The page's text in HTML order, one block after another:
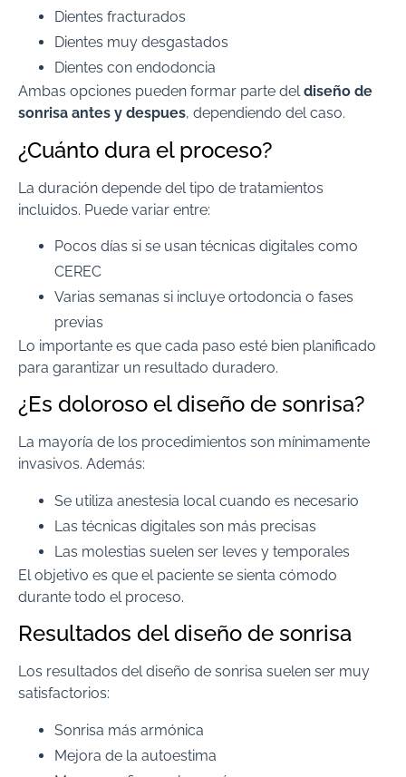
Dientes fracturados
Dientes muy desgastados
Dientes con endodoncia
Ambas opciones pueden formar parte deldiseño de
sonrisa antes y despues, dependiendo del caso.
¿Cuánto dura el proceso?
La duración depende del tipo de tratamientos
incluidos. Puede variar entre:
Pocos días si se usan técnicas digitales como
CEREC
Varias semanas si incluye ortodoncia o fases
previas
Lo importante es que cada paso esté bien planificado
para garantizar un resultado duradero.
¿Es doloroso el diseño de sonrisa?
La mayoría de los procedimientos son mínimamente
invasivos. Además:
Se utiliza anestesia local cuando es necesario
Las técnicas digitales son más precisas
Las molestias suelen ser leves y temporales
El objetivo es que el paciente se sienta cómodo
durante todo el proceso.
Resultados del diseño de sonrisa
Los resultados del diseño de sonrisa suelen ser muy
satisfactorios:
Sonrisa más armónica
Mejora de la autoestima